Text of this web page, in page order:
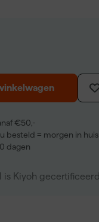
€50,-
besteld = morgen in huis
dagen
Kiyoh gecertificeerd